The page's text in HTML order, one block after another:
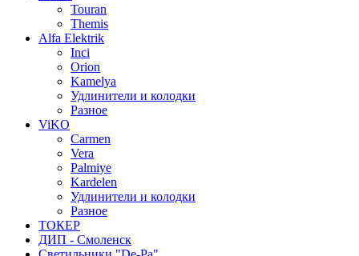
Touran
Themis
Alfa Elektrik
Inci
Orion
Kamelya
Удлинители и колодки
Разное
ViKO
Carmen
Vera
Palmiye
Kardelen
Удлинители и колодки
Разное
ТОКЕР
ДИП - Смоленск